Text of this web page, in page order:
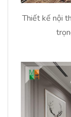
Thiết kế nội